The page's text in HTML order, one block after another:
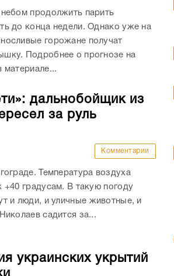
продолжить парить
до конца недели. Однако уже на
горожане получат
Подробнее о прогнозе на
материале...
дальнобойщик из
за руль
Комментарии
Температура воздуха
+40 градусам. В такую погоду
и люди, и уличные животные, и
садится за...
украинских укрытий